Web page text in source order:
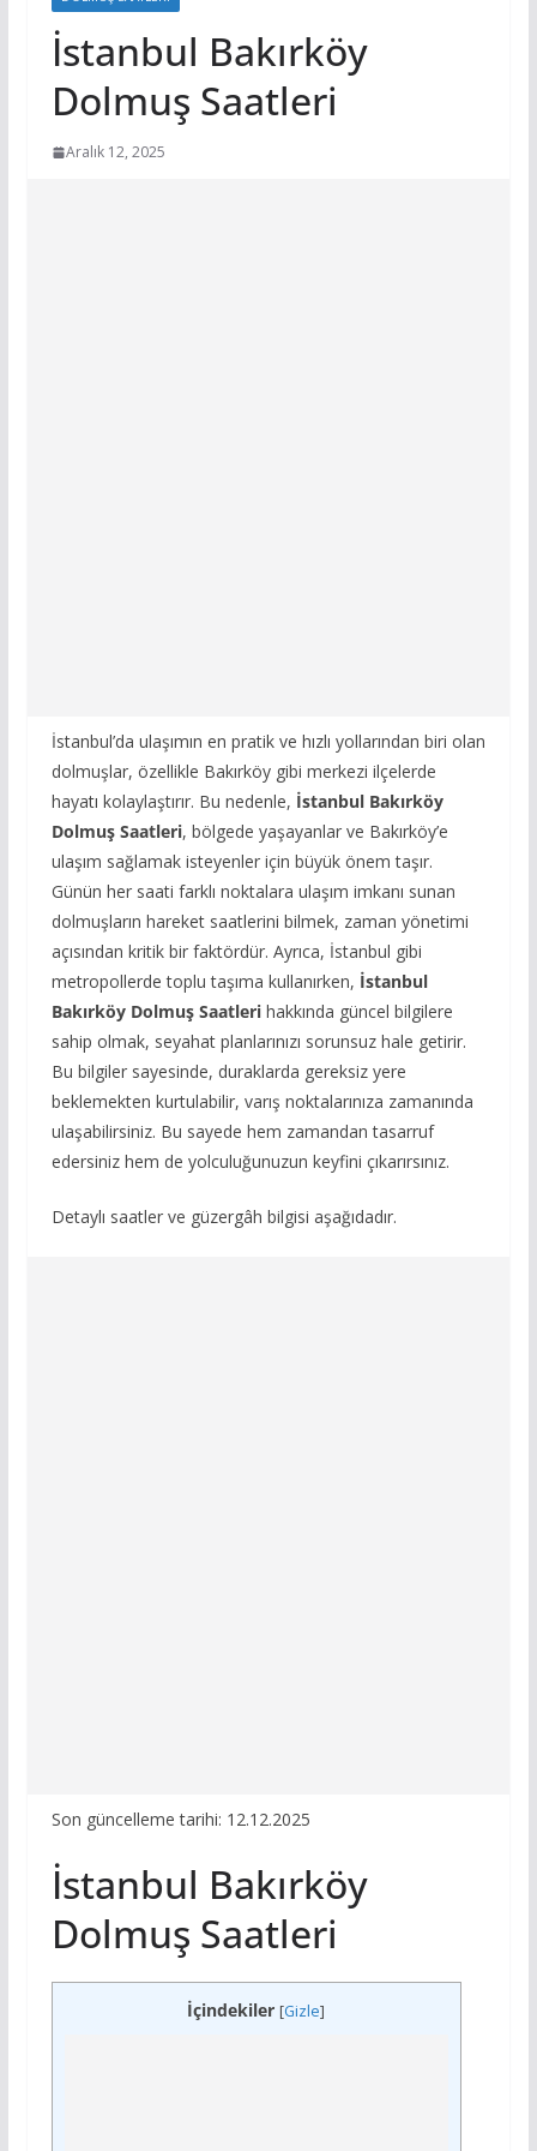
İstanbul Bakırköy
Dolmuş Saatleri
Aralık 12, 2025
İstanbul’da ulaşımın en pratik ve hızlı yollarından biri olan
dolmuşlar, özellikle Bakırköy gibi merkezi ilçelerde
hayatı kolaylaştırır. Bu nedenle, İstanbul Bakırköy
Dolmuş Saatleri, bölgede yaşayanlar ve Bakırköy’e
ulaşım sağlamak isteyenler için büyük önem taşır.
Günün her saati farklı noktalara ulaşım imkanı sunan
dolmuşların hareket saatlerini bilmek, zaman yönetimi
açısından kritik bir faktördür. Ayrıca, İstanbul gibi
metropollerde toplu taşıma kullanırken, İstanbul
Bakırköy Dolmuş Saatlerihakkında güncel bilgilere
sahip olmak, seyahat planlarınızı sorunsuz hale getirir.
Bu bilgiler sayesinde, duraklarda gereksiz yere
beklemekten kurtulabilir, varış noktalarınıza zamanında
ulaşabilirsiniz. Bu sayede hem zamandan tasarruf
edersiniz hem de yolculuğunuzun keyfini çıkarırsınız.
Detaylı saatler ve güzergâh bilgisi aşağıdadır.
Son güncelleme tarihi: 12.12.2025
İstanbul Bakırköy
Dolmuş Saatleri
İçindekiler [Gizle]